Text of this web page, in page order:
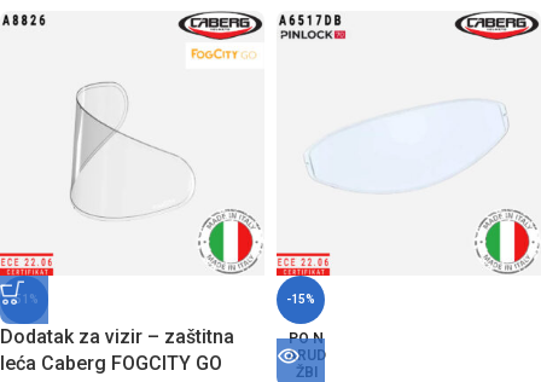
-51%
Dodatak za vizir – zaštitna
leća Caberg FOGCITY GO
-15%
PO N
ARUD
ŽBI